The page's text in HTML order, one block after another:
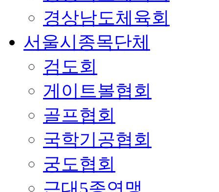
경상남도체육회
서울시종목단체
검도회
게이트볼협회
골프협회
국학기공협회
궁도협회